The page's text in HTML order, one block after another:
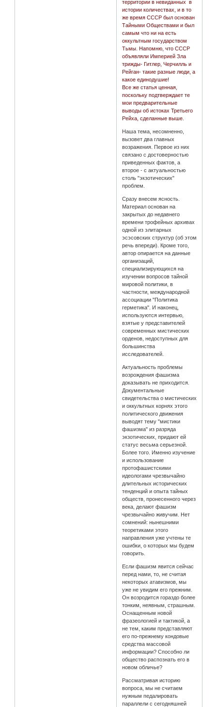
территории в невиданных в
истории количествах, и в то
же время СССР был основан
Тайными Обществами и был
самым что ни на есть
оккультным государством
Тьмы. Напомню, что СССР
объявляли Империей Зла
трижды- Гитлер, Черчилль и
Рейган- такие разные люди, а
какое единодушие!
Все же статья ценная,
поскольку подтверждает те
мои предварительные
выводы об истоках Третьего
Рейха, сделанные выше.
Наша тема, несомненно,
вызовет два главных
возражения. Первое из них
связано с достоверностью
приведенных фактов, а
второе - с актуальностью
столь "экзотических"
проблем.
Сразу внесем ясность.
Материал основан на
закрытых до недавнего
времени трофейных архивах
одной из элитарных
эсэсовских структур (об этом
речь впереди). Кроме того,
автор опирается на данные
организаций,
специализирующихся на
изучении вопросов тайной
мировой политики, в
частности, международной
ассоциации "Политика
герметика". И наконец,
используются интервью,
взятые у представителей
современных мистических
орденов, недоступных для
большинства
исследователей.
Актуальность проблемы
возрождения фашизма
доказывать не приходится.
Документальные
свидетельства о мистических
и оккультных корнях этого
политического движения
выводят тему "мистики
фашизма" из разряда
экзотических, придают ей
статус весьма серьезной.
Более того. Именно изучение
и использование
протофашистскими
идеологами чрезвычайно
длительных исторических
тенденций и опыта тайных
обществ, пронесенного через
века, делают фашизм
чрезвычайно живучим. Нет
сомнений: нынешними
теоретиками этого
направления уже учтены те
ошибки, о которых мы будем
говорить.
Если фашизм явится сейчас
перед нами, то, не считая
некоторых атавизмов, мы
уже не увидим его прежним.
Он возродится гораздо более
тонким, неявным, страшным.
Оснащенным новой
фразеологией и тактикой, а
не тем, каким представляют
его по-прежнему кондовые
средства массовой
информации? Способно ли
общество распознать его в
новом обличье?
Рассматривая историю
вопроса, мы не считаем
нужным педалировать
параллели с сегодняшней